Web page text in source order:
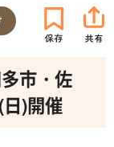
市・佐
)開催